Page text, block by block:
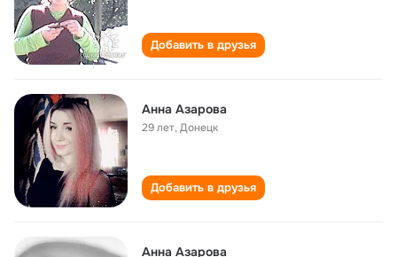
Добавить в друзья
Анна Азарова
29 лет,Донецк
Добавить в друзья
Анна Азарова